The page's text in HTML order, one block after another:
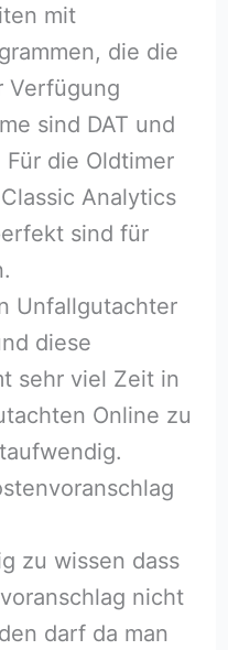
mit
die die
Verfügung
sind DAT und
die Oldtimer
Analytics
sind für
Unfallgutachter
diese
sehr viel Zeit in
Online zu
zu wissen dass
nicht
darf da man